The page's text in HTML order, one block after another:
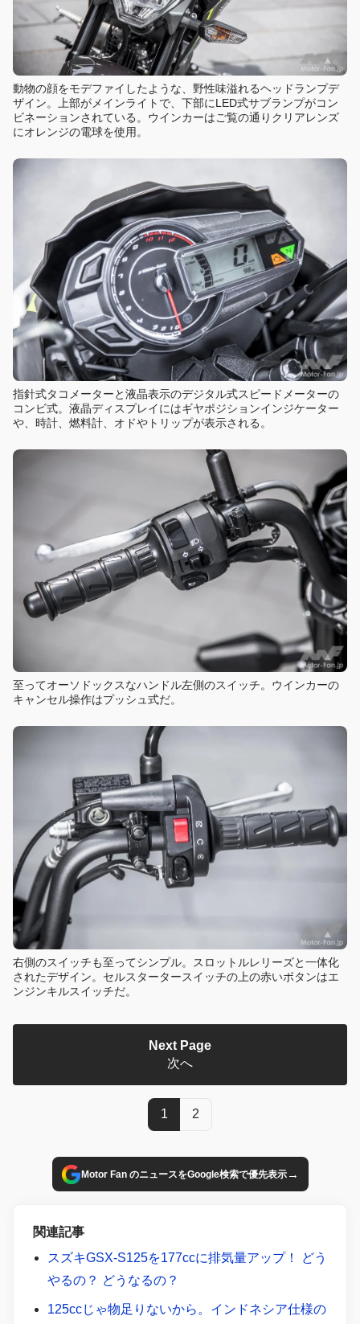
動物の顔をモデファイしたような、野性味溢れるヘッドランプデ
ザイン。上部がメインライトで、下部にLED式サブランプがコン
ビネーションされている。ウインカーはご覧の通りクリアレンズ
にオレンジの電球を使用。
指針式タコメーターと液晶表示のデジタル式スピードメーターの
コンビ式。液晶ディスプレイにはギヤポジションインジケーター
や、時計、燃料計、オドやトリップが表示される。
至ってオーソドックスなハンドル左側のスイッチ。ウインカーの
キャンセル操作はプッシュ式だ。
右側のスイッチも至ってシンプル。スロットルレリーズと一体化
されたデザイン。セルスタータースイッチの上の赤いボタンはエ
ンジンキルスイッチだ。
Next Page
次へ
1 2
Motor Fan のニュースをGoogle検索で優先表示→
関連記事
スズキGSX-S125を177ccに排気量アップ！ どう
やるの？ どうなるの？
125ccじゃ物足りないから。インドネシア仕様の